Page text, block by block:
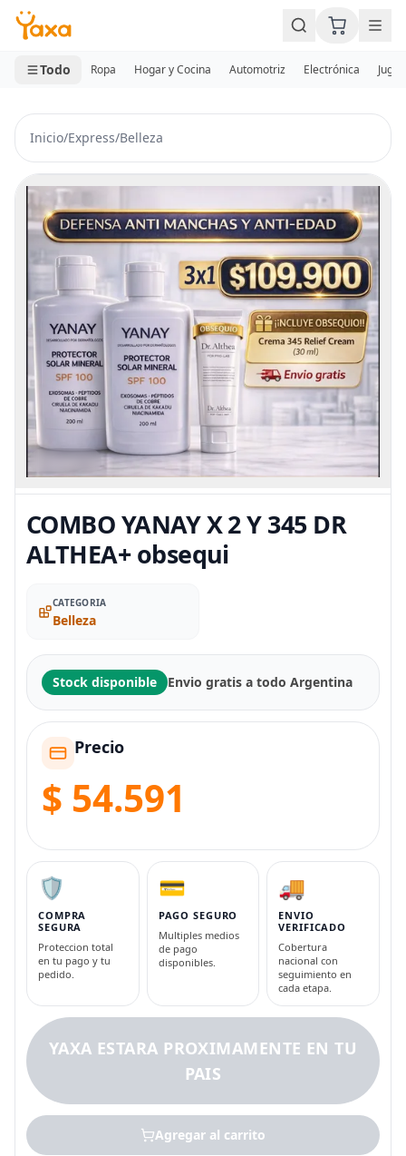
MINI CARRITO
0 productos
Todo Ropa Hogar y Cocina Automotriz Electrónica
Inicio/Express/Belleza
COMBO YANAY X 2 Y 345 DR
ALTHEA+ obsequi
CATEGORIA
Belleza
Stock disponible Envio gratis a todo Argentina
Precio
$ 54.591
🛡️
COMPRA
SEGURA
Proteccion total
en tu pago y tu
pedido.
💳
PAGO SEGURO
Multiples medios
de pago
disponibles.
🚚
ENVIO
VERIFICADO
Cobertura
nacional con
seguimiento en
cada etapa.
YAXA ESTARA PROXIMAMENTE EN TU
PAIS
Agregar al carrito